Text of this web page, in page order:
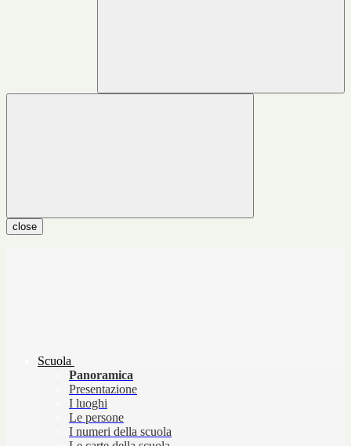
close
Scuola
Panoramica
Presentazione
I luoghi
Le persone
I numeri della scuola